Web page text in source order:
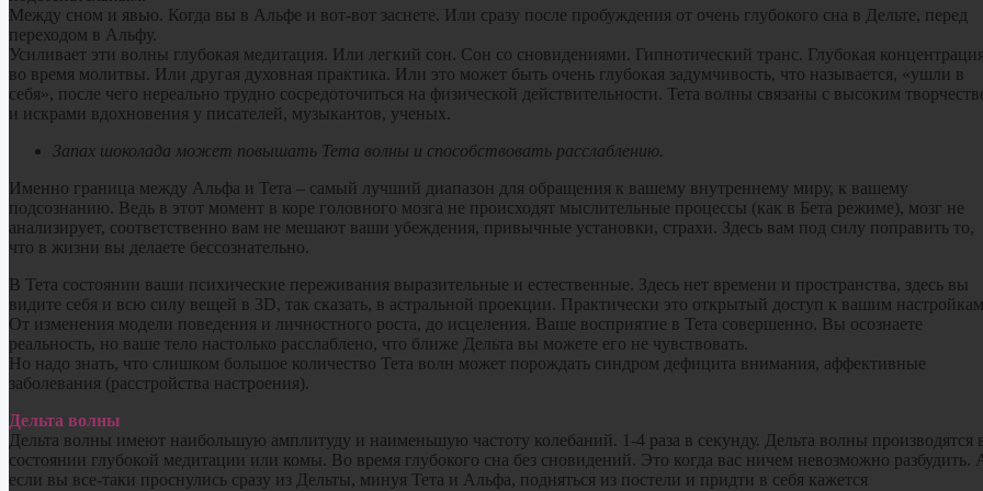
Между сном и явью. Когда вы в Альфе и вот-вот заснете. Или сразу после пробуждения от очень глубокого сна в Дельте, перед
переходом в Альфу.
Усиливает эти волны глубокая медитация. Или легкий сон. Сон со сновидениями. Гипнотический транс. Глубокая концентрация
во время молитвы. Или другая духовная практика. Или это может быть очень глубокая задумчивость, что называется, «ушли в
себя», после чего нереально трудно сосредоточиться на физической действительности. Тета волны связаны с высоким
и искрами вдохновения у писателей, музыкантов, ученых.
Запах шоколада может повышать Тета волны и способствовать расслаблению.
Именно граница между Альфа и Тета – самый лучший диапазон для обращения к вашему внутреннему миру, к вашему
подсознанию. Ведь в этот момент в коре головного мозга не происходят мыслительные процессы (как в Бета режиме), мозг не
анализирует, соответственно вам не мешают ваши убеждения, привычные установки, страхи. Здесь вам под силу поправить то,
что в жизни вы делаете бессознательно.
В Тета состоянии ваши психические переживания выразительные и естественные. Здесь нет времени и пространства, здесь вы
видите себя и всю силу вещей в 3D, так сказать, в астральной проекции. Практически это открытый доступ к вашим
От изменения модели поведения и личностного роста, до исцеления. Ваше восприятие в Тета совершенно. Вы осознаете
реальность, но ваше тело настолько расслаблено, что ближе Дельта вы можете его не чувствовать.
Но надо знать, что слишком большое количество Тета волн может порождать синдром дефицита внимания, аффективные
заболевания (расстройства настроения).
Дельта волны
Дельта волны имеют наибольшую амплитуду и наименьшую частоту колебаний. 1-4 раза в секунду. Дельта волны производятся
состоянии глубокой медитации или комы. Во время глубокого сна без сновидений. Это когда вас ничем невозможно разбудить.
если вы все-таки проснулись сразу из Дельты, минуя Тета и Альфа, подняться из постели и придти в себя кажется